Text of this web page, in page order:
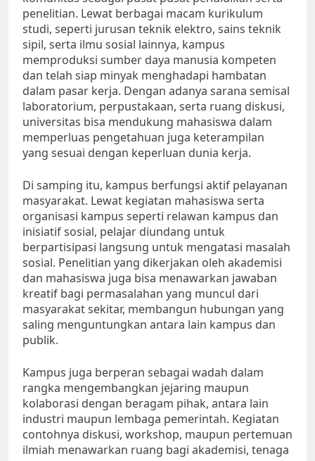
penelitian. Lewat berbagai macam kurikulum
studi, seperti jurusan teknik elektro, sains teknik
sipil, serta ilmu sosial lainnya, kampus
memproduksi sumber daya manusia kompeten
dan telah siap minyak menghadapi hambatan
dalam pasar kerja. Dengan adanya sarana semisal
laboratorium, perpustakaan, serta ruang diskusi,
universitas bisa mendukung mahasiswa dalam
memperluas pengetahuan juga keterampilan
yang sesuai dengan keperluan dunia kerja.
Di samping itu, kampus berfungsi aktif pelayanan
masyarakat. Lewat kegiatan mahasiswa serta
organisasi kampus seperti relawan kampus dan
inisiatif sosial, pelajar diundang untuk
berpartisipasi langsung untuk mengatasi masalah
sosial. Penelitian yang dikerjakan oleh akademisi
dan mahasiswa juga bisa menawarkan jawaban
kreatif bagi permasalahan yang muncul dari
masyarakat sekitar, membangun hubungan yang
saling menguntungkan antara lain kampus dan
publik.
Kampus juga berperan sebagai wadah dalam
rangka mengembangkan jejaring maupun
kolaborasi dengan beragam pihak, antara lain
industri maupun lembaga pemerintah. Kegiatan
contohnya diskusi, workshop, maupun pertemuan
ilmiah menawarkan ruang bagi akademisi, tenaga